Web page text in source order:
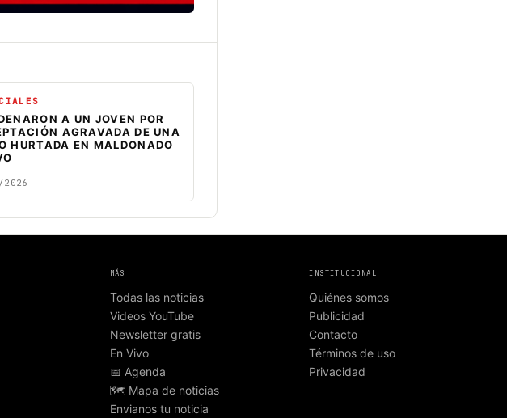
A UN JOVEN POR
AGRAVADA DE UNA
HURTADA EN MALDONADO
MÁS
Todas las noticias
Videos YouTube
Newsletter gratis
En Vivo
📅 Agenda
🗺️ Mapa de noticias
Envianos tu noticia
INSTITUCIONAL
Quiénes somos
Publicidad
Contacto
Términos de uso
Privacidad